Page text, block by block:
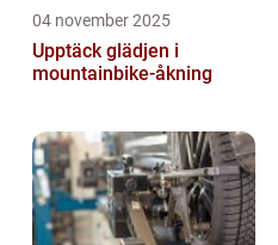
04 november 2025
Upptäck glädjen i
mountainbike-åkning